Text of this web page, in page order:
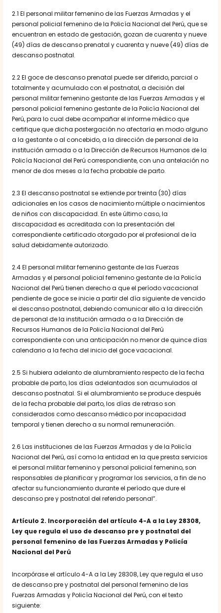
2.1 El personal militar femenino de las Fuerzas Armadas y el
personal policial femenino de la Policía Nacional del Perú, que se
encuentran en estado de gestación, gozan de cuarenta y nueve
(49) días de descanso prenatal y cuarenta y nueve (49) días de
descanso postnatal.
2.2 El goce de descanso prenatal puede ser diferido, parcial o
totalmente y acumulado con el postnatal, a decisión del
personal militar femenino gestante de las Fuerzas Armadas y el
personal policial femenino gestante de la Policía Nacional del
Perú, para lo cual debe acompañar el informe médico que
certifique que dicha postergación no afectaría en modo alguno
a la gestante o al concebido, a la dirección de personal de la
institución armada o a la Dirección de Recursos Humanos de la
Policía Nacional del Perú correspondiente, con una antelación no
menor de dos meses a la fecha probable de parto.
2.3 El descanso postnatal se extiende por treinta (30) días
adicionales en los casos de nacimiento múltiple o nacimientos
de niños con discapacidad. En este último caso, la
discapacidad es acreditada con la presentación del
correspondiente certificado otorgado por el profesional de la
salud debidamente autorizado.
2.4 El personal militar femenino gestante de las Fuerzas
Armadas y el personal policial femenino gestante de la Policía
Nacional del Perú tienen derecho a que el período vacacional
pendiente de goce se inicie a partir del día siguiente de vencido
el descanso postnatal, debiendo comunicar ello a la dirección
de personal de la institución armada o a la Dirección de
Recursos Humanos de la Policía Nacional del Perú
correspondiente con una anticipación no menor de quince días
calendario a la fecha del inicio del goce vacacional.
2.5 Si hubiera adelanto de alumbramiento respecto de la fecha
probable de parto, los días adelantados son acumulados al
descanso postnatal. Si el alumbramiento se produce después
de la fecha probable del parto, los días de retraso son
considerados como descanso médico por incapacidad
temporal y tienen derecho a su normal remuneración.
2.6 Las instituciones de las Fuerzas Armadas y de la Policía
Nacional del Perú, así como la entidad en la que presta servicios
el personal militar femenino y personal policial femenino, son
responsables de planificar y programar los servicios, a fin de no
afectar su funcionamiento durante el período que dure el
descanso pre y postnatal del referido personal”.
Artículo 2. Incorporación del artículo 4-A a la Ley 28308,
Ley que regula el uso de descanso pre y postnatal del
personal femenino de las Fuerzas Armadas y Policía
Nacional del Perú
Incorpórase el artículo 4-A a la Ley 28308, Ley que regula el uso
de descanso pre y postnatal del personal femenino de las
Fuerzas Armadas y Policía Nacional del Perú, con el texto
siguiente: